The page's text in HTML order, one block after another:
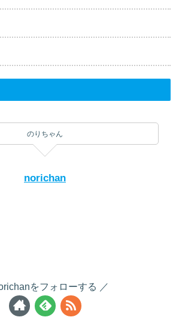
のりちゃん
norichan
をフォローする